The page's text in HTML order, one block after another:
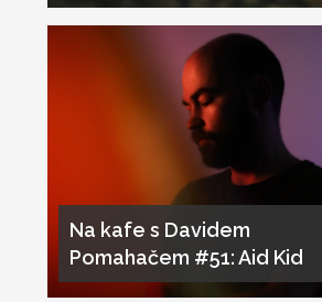
Na kafe s Davidem
Pomahačem #51: Aid Kid